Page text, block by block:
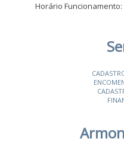
Horário Funcionamento: